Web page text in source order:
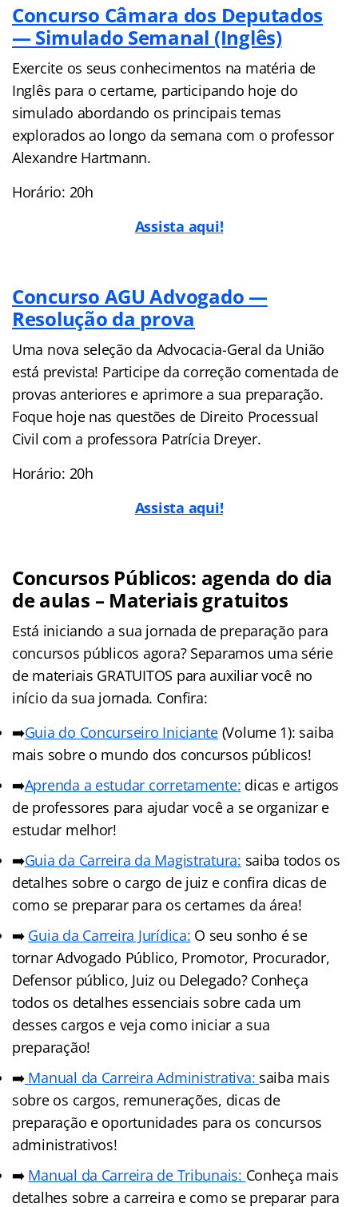
Concurso Câmara dos Deputados
— Simulado Semanal (Inglês)
Exercite os seus conhecimentos na matéria de
Inglês para o certame, participando hoje do
simulado abordando os principais temas
explorados ao longo da semana com o professor
Alexandre Hartmann.
Horário: 20h
Assista aqui!
Concurso AGU Advogado —
Resolução da prova
Uma nova seleção da Advocacia-Geral da União
está prevista! Participe da correção comentada de
provas anteriores e aprimore a sua preparação.
Foque hoje nas questões de Direito Processual
Civil com a professora Patrícia Dreyer.
Horário: 20h
Assista aqui!
Concursos Públicos: agenda do dia
de aulas – Materiais gratuitos
Está iniciando a sua jornada de preparação para
concursos públicos agora? Separamos uma série
de materiais GRATUITOS para auxiliar você no
início da sua jornada. Confira:
➡️Guia do Concurseiro Iniciante(Volume 1): saiba
mais sobre o mundo dos concursos públicos!
➡️Aprenda a estudar corretamente: dicas e artigos
de professores para ajudar você a se organizar e
estudar melhor!
➡️Guia da Carreira da Magistratura: saiba todos os
detalhes sobre o cargo de juiz e confira dicas de
como se preparar para os certames da área!
➡️ Guia da Carreira Jurídica: O seu sonho é se
tornar Advogado Público, Promotor, Procurador,
Defensor público, Juiz ou Delegado? Conheça
todos os detalhes essenciais sobre cada um
desses cargos e veja como iniciar a sua
preparação!
➡️Manual da Carreira Administrativa: saiba mais
sobre os cargos, remunerações, dicas de
preparação e oportunidades para os concursos
administrativos!
➡️ Manual da Carreira de Tribunais: Conheça mais
detalhes sobre a carreira e como se preparar para